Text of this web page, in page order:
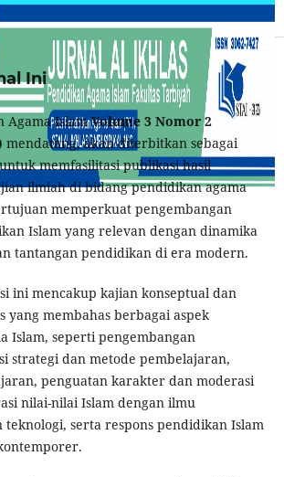
Ini
Agama IslamVolume 3 Nomor 2
mendatang, akan diterbitkan sebagai
memfasilitasi publikasi hasil
ilmiah di bidang pendidikan agama
memperkuat pengembangan
Islam yang relevan dengan dinamika
tantangan pendidikan di era modern.
ini mencakup kajian konseptual dan
yang membahas berbagai aspek
Islam, seperti pengembangan
strategi dan metode pembelajaran,
penguatan karakter dan moderasi
nilai-nilai Islam dengan ilmu
teknologi, serta respons pendidikan Islam